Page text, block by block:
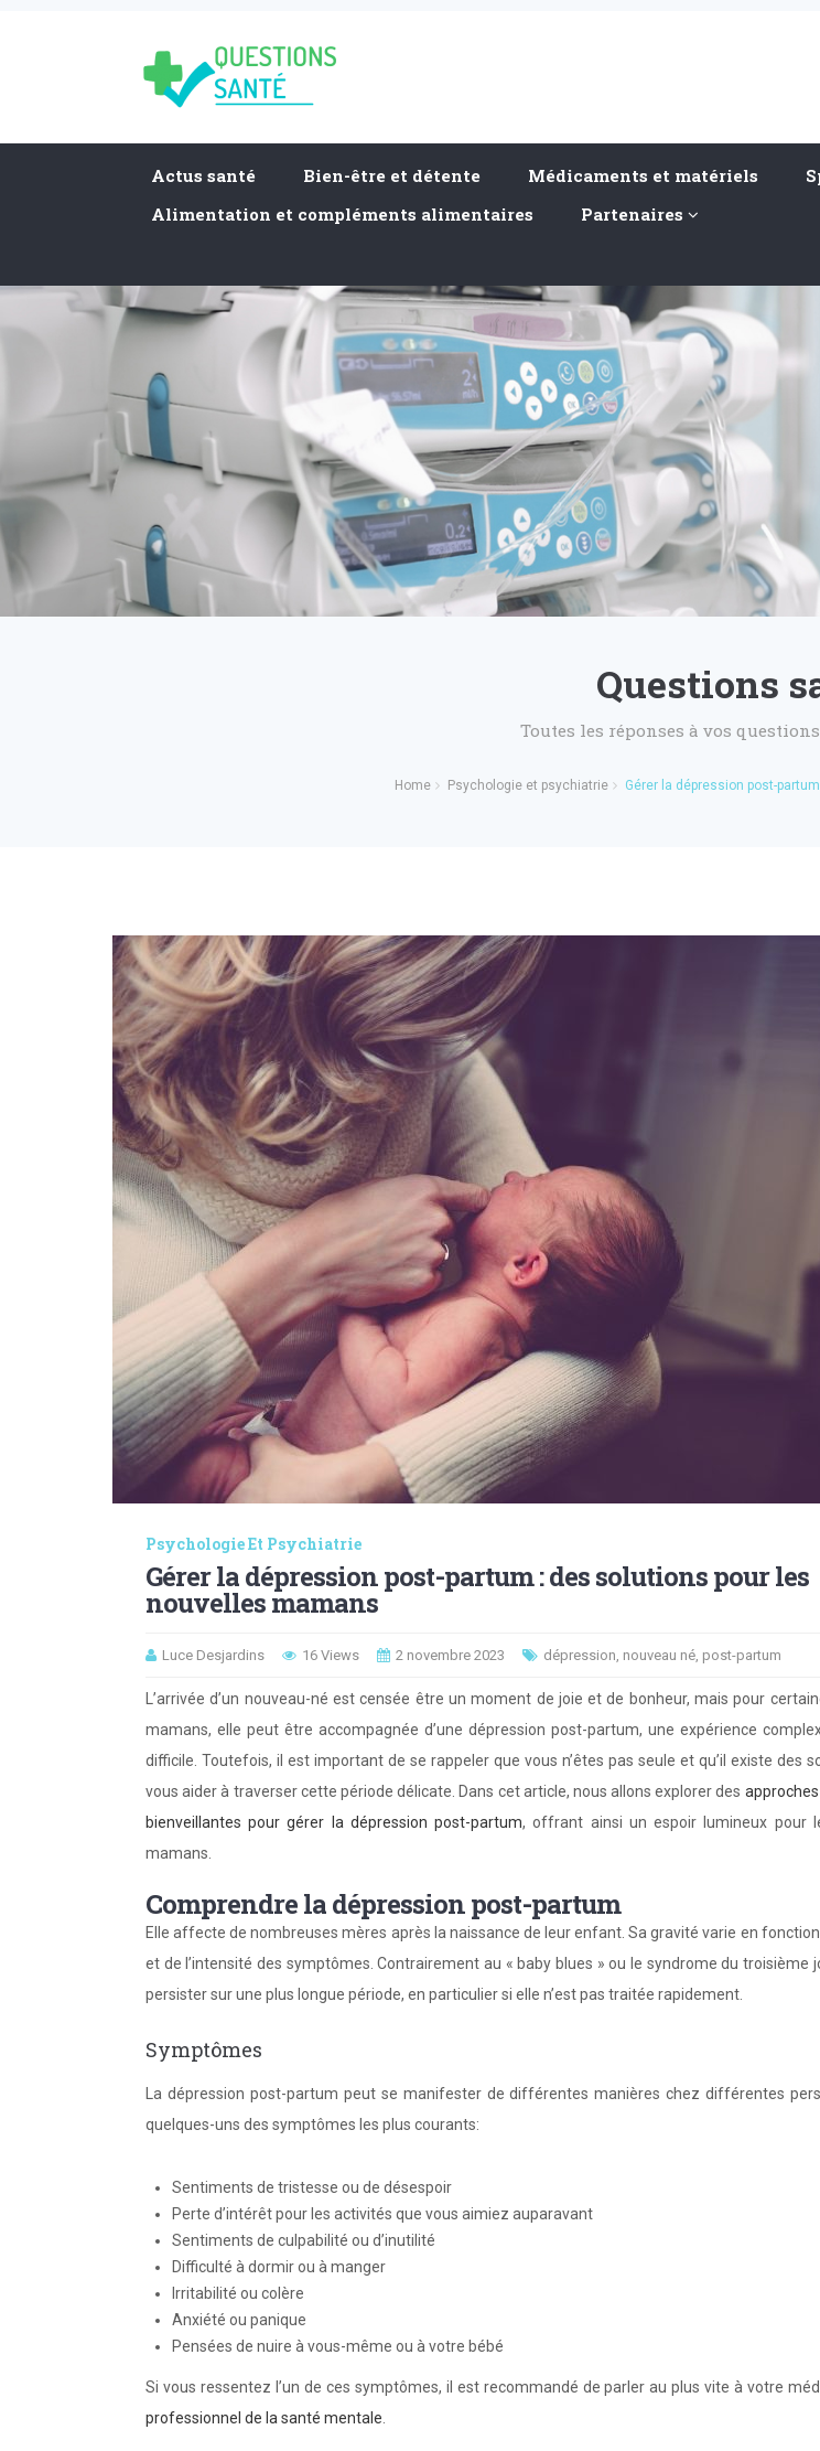
Actus santé Bien-être et détente Médicaments et matériels
Alimentation et compléments alimentaires
Partenaires
Questions
Toutes les réponses à vos
Home Psychologie et psychiatrie Gérer la dépression post-
Psychologie Et Psychiatrie
Gérer la dépression post-partum : des solutions pour les
nouvelles mamans
Luce Desjardins 16 Views 2 novembre 2023 dépression, nouveau né, post-partum
L’arrivée d’un nouveau-né est censée être un moment de joie et de bonheur, mais pour
mamans, elle peut être accompagnée d’une dépression post-partum, une expérience
difficile. Toutefois, il est important de se rappeler que vous n’êtes pas seule et qu’il existe des
vous aider à traverser cette période délicate. Dans cet article, nous allons explorer des
bienveillantes pour gérer la dépression post-partum, offrant ainsi un espoir lumineux pour
mamans.
Comprendre la dépression post-partum
Elle affecte de nombreuses mères après la naissance de leur enfant. Sa gravité varie en
et de l’intensité des symptômes. Contrairement au « baby blues » ou le syndrome du troisième
persister sur une plus longue période, en particulier si elle n’est pas traitée rapidement.
Symptômes
La dépression post-partum peut se manifester de différentes manières chez différentes
quelques-uns des symptômes les plus courants:
Sentiments de tristesse ou de désespoir
Perte d’intérêt pour les activités que vous aimiez auparavant
Sentiments de culpabilité ou d’inutilité
Difficulté à dormir ou à manger
Irritabilité ou colère
Anxiété ou panique
Pensées de nuire à vous-même ou à votre bébé
Si vous ressentez l’un de ces symptômes, il est recommandé de parler au plus vite à votre
professionnel de la santé mentale